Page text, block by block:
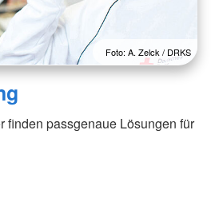
Foto: A. Zelck / DRKS
finden passgenaue Lösungen für